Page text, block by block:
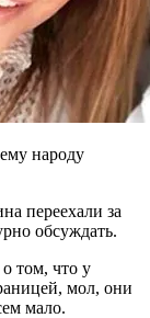
народу
переехали за
обсуждать.
том, что у
мол, они
мало.